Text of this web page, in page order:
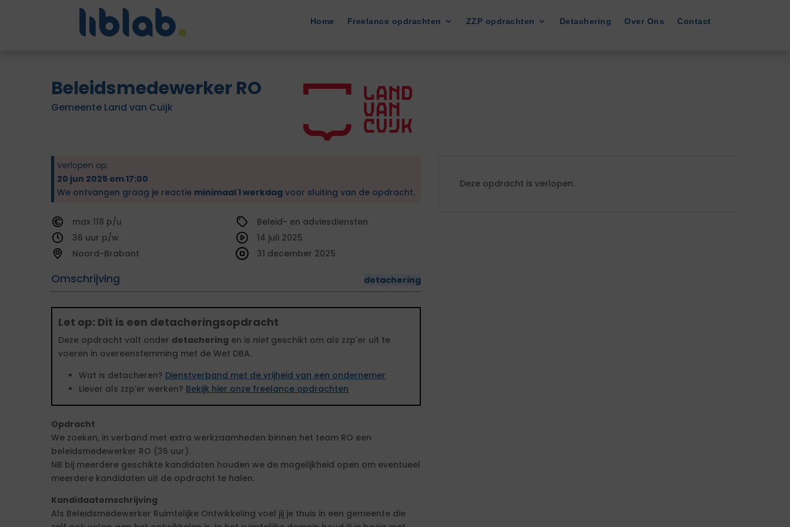
Home Freelance opdrachten ZZP opdrachten Detachering Over Ons Contact
Beleidsmedewerker RO
Gemeente Land van Cuijk
Verlopen op:
20 jun 2025 om 17:00
We ontvangen graag je reactie minimaal 1 werkdag voor sluiting van de opdracht.
118
36
Noord-Brabant
Beleid- en adviesdiensten
Omschrijving detachering
14 juli 2025
31 december 2025
Let op: Dit is een detacheringsopdracht
Deze opdracht valt onder detachering en is niet geschikt om als zzp'er uit te
voeren in overeenstemming met de Wet DBA.
Wat is detacheren? Dienstverband met de vrijheid van een ondernemer
Liever als zzp'er werken? Bekijk hier onze freelance opdrachten
Opdracht
We zoeken, in verband met extra werkzaamheden binnen het team RO een
beleidsmedewerker RO (36 uur).
NB bij meerdere geschikte kandidaten houden we de mogelijkheid open om eventueel
meerdere kandidaten uit de opdracht te halen.
Kandidaatomschrijving
Als Beleidsmedewerker Ruimtelijke Ontwikkeling voel jij je thuis in een gemeente die
Deze opdracht is verlopen.